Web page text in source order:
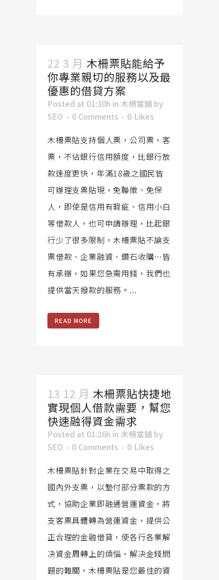
22 3 月 木柵票貼能給予
你專業親切的服務以及最
優惠的借貸方案
Posted at 01:30h in 木柵當舖 by
SEO
0 Comments 0 Likes
木柵票貼支持個人票，公司票，客
票，不佔銀行信用額度，比銀行放
款速度更快，年滿18歲之國民皆
可辦理支票貼現，免聯徵、免保
人，即使是信用有瑕疵、信用小白
等借款人，也可申請辦理，比起銀
行少了很多限制，木柵票貼不論支
票借款、企業融資、鑽石收購…皆
有承辦，如果您急需用錢，我們也
提供當天撥款的服務。...
READ MORE
13 12 月 木柵票貼快捷地
實現個人借款需要，幫您
快速融得資金需求
Posted at 01:26h in 木柵當舖 by
SEO
0 Comments 0 Likes
木柵票貼針對企業在交易中取得之
國內外支票，以墊付部分票款的方
式，協助企業即融通營運資金，將
支客票具體轉為營運資金，提供公
正合理的金融借貸，使各行各業解
决資金周轉上的煩惱，解决金錢問
題的難關，木柵票貼是您最佳的資